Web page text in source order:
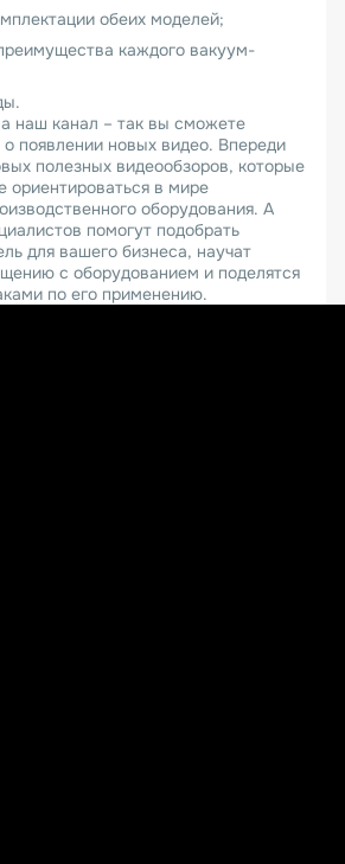
обеих моделей;
каждого вакуум-
наш канал – так вы сможете
появлении новых видео. Впереди
полезных видеообзоров, которые
ориентироваться в мире
оборудования. А
помогут подобрать
для вашего бизнеса, научат
с оборудованием и поделятся
по его применению.